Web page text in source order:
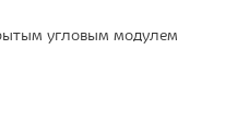
угловым модулем